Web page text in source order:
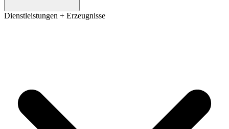
Dienstleistungen + Erzeugnisse